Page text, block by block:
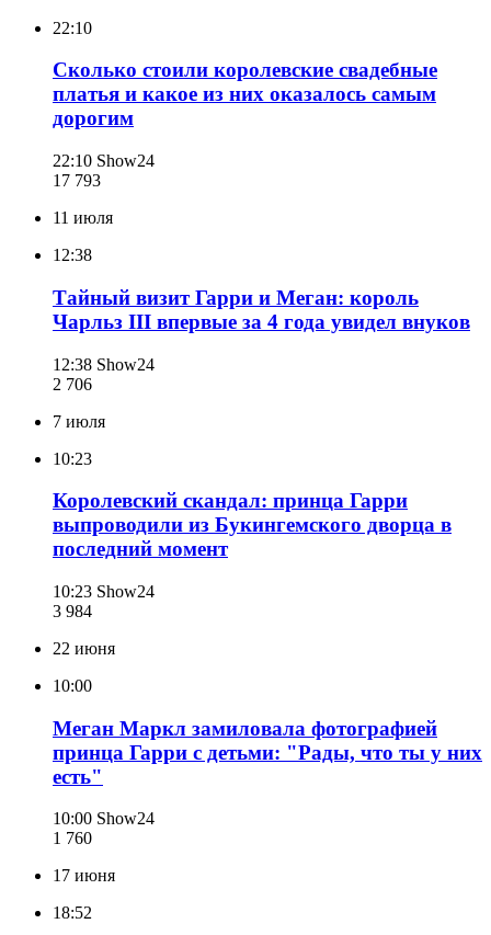
22:10
Сколько стоили королевские свадебные
платья и какое из них оказалось самым
дорогим
22:10 Show24
17 793
11 июля
12:38
Тайный визит Гарри и Меган: король
Чарльз III впервые за 4 года увидел внуков
12:38 Show24
2 706
7 июля
10:23
Королевский скандал: принца Гарри
выпроводили из Букингемского дворца в
последний момент
10:23 Show24
3 984
22 июня
10:00
Меган Маркл замиловала фотографией
принца Гарри с детьми: "Рады, что ты у них
есть"
10:00 Show24
1 760
17 июня
18:52